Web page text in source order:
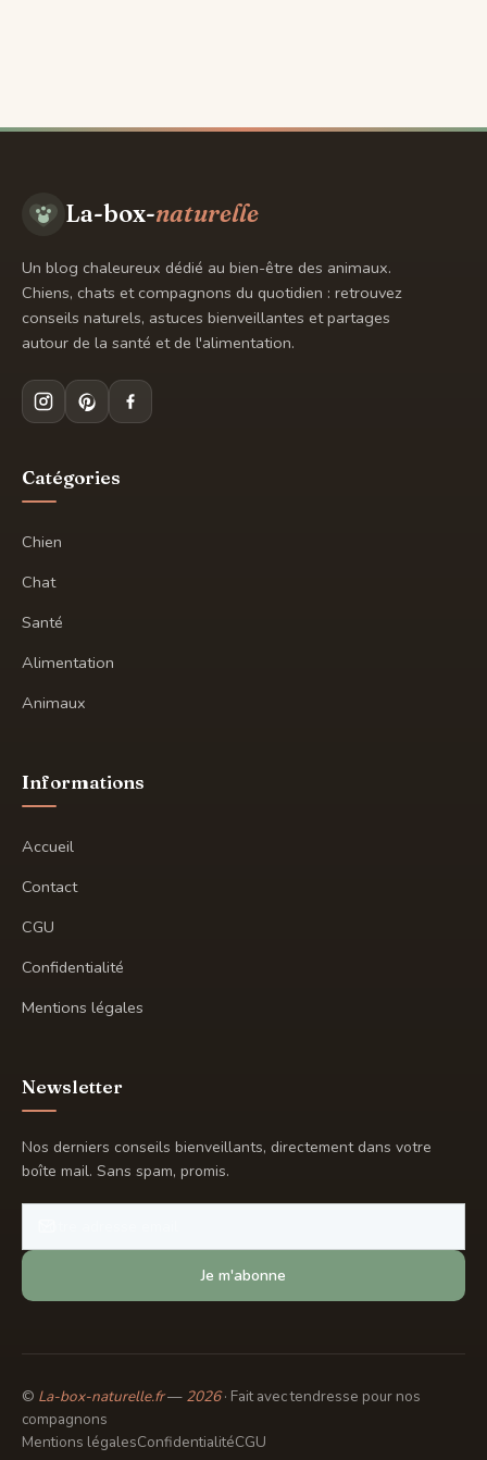
La-box-naturelle
Un blog chaleureux dédié au bien-être des animaux.
Chiens, chats et compagnons du quotidien : retrouvez
conseils naturels, astuces bienveillantes et partages
autour de la santé et de l'alimentation.
Catégories
Chien
Chat
Santé
Alimentation
Animaux
Informations
Accueil
Contact
CGU
Confidentialité
Mentions légales
Newsletter
Nos derniers conseils bienveillants, directement dans votre
boîte mail. Sans spam, promis.
Je m'abonne
© La-box-naturelle.fr— 2026· Fait avec tendresse pour nos
compagnons
Mentions légalesConfidentialitéCGU